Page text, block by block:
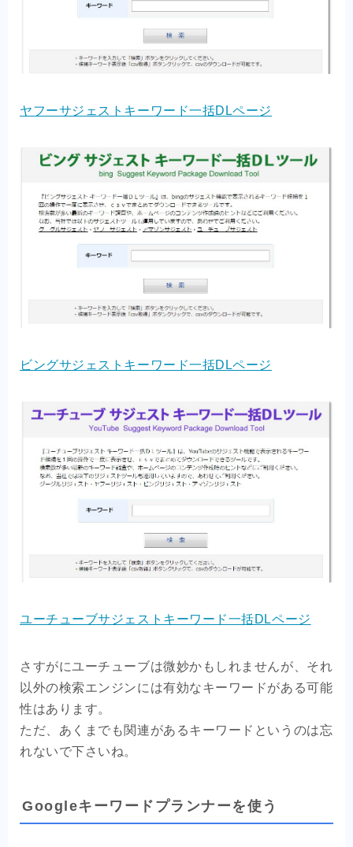
ヤフーサジェストキーワード一括DLページ
ビングサジェストキーワード一括DLページ
ユーチューブサジェストキーワード一括DLページ
さすがにユーチューブは微妙かもしれませんが、それ
以外の検索エンジンには有効なキーワードがある可能
性はあります。
ただ、あくまでも関連があるキーワードというのは忘
れないで下さいね。
Googleキーワードプランナーを使う